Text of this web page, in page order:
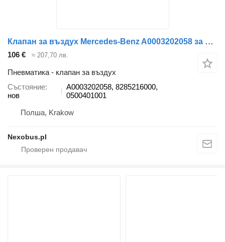
Клапан за въздух Mercedes-Benz A0003202058 за автобус Setra 412 415 MERCEDES-BENZ Tourismo Travego Integro
106 € ≈ 207,70 лв.
Пневматика - клапан за въздух
Състояние
нов
A0003202058, 8285216000,
0500401001
Полша, Krakow
Nexobus.pl